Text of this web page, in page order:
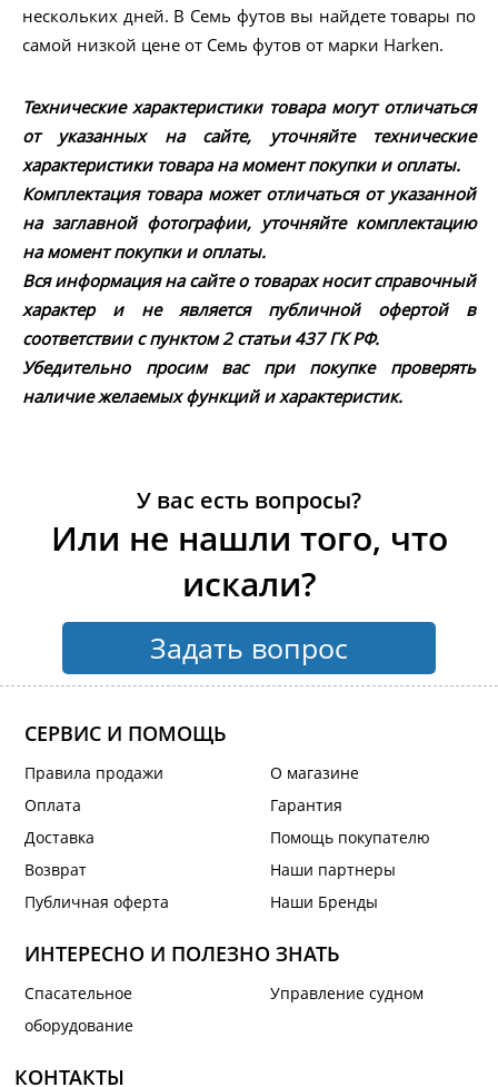
нескольких дней. В Семь футов вы найдете товары по
самой низкой цене от Семь футов от марки Harken.
Технические характеристики товара могут отличаться
от указанных на сайте, уточняйте технические
характеристики товара на момент покупки и оплаты.
Комплектация товара может отличаться от указанной
на заглавной фотографии, уточняйте комплектацию
на момент покупки и оплаты.
Вся информация на сайте о товарах носит справочный
характер и не является публичной офертой в
соответствии с пунктом 2 статьи 437 ГК РФ.
Убедительно просим вас при покупке проверять
наличие желаемых функций и характеристик.
У вас есть вопросы?
Или не нашли того, что
искали?
Задать вопрос
СЕРВИС И ПОМОЩЬ
Правила продажи
Оплата
Доставка
Возврат
Публичная оферта
О магазине
Гарантия
Помощь покупателю
Наши партнеры
Наши Бренды
ИНТЕРЕСНО И ПОЛЕЗНО ЗНАТЬ
Спасательное
оборудование
Управление судном
КОНТАКТЫ